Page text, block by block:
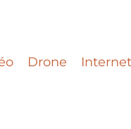
Drone Internet